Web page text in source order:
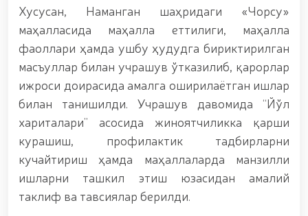
гвардия шахсий таркибининг жанговар салоҳияти,
жисмоний ва маънавий тайёргарлигини
мустаҳкамлаш ҳамда замон талабларига мос
такомиллаштиришга қаратилган ишлар давом
эттирилмоқда. // Тизим фидойилари ҳурмат ва
эҳтиром билан нафақага кузатилди. // “Китобхон
ҳарбий оилалар” мавзусида адабий-бадиий кеча
ташкил этилди / / Ватанпарварлик ойлиги
доирасидаги тадбирлар / / Тошкентда қидирувда
бўлган шахс қўлга олинди / / «Жасорат» фильми
премьераси бўлиб ўтди / / Қуролли Кучларимиз
ташкил этилганининг 34 йиллиги ва 14 январь –
Ватан ҳимоячилари куни муносабати Миллий
гвардияда байрамона тадбир ўтказилди / /
Миллий гвардия қўмондонининг Ўзбекистон
Хусусан, Наманган шаҳридаги «Чорсу»
маҳалласида маҳалла еттилиги, маҳалла
фаоллари ҳамда ушбу ҳудудга бириктирилган
масъуллар билан учрашув ўтказилиб, қарорлар
ижроси доирасида амалга оширилаётган ишлар
билан танишилди. Учрашув давомида “Йўл
хариталари” асосида жиноятчиликка қарши
курашиш, профилактик тадбирларни
кучайтириш ҳамда маҳаллаларда манзилли
ишларни ташкил этиш юзасидан амалий
таклиф ва тавсиялар берилди.